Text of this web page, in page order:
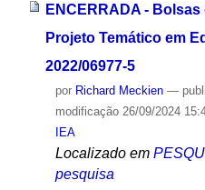
ENCERRADA -
Projeto Temático em
2022/06977-5
por Richard Meckien —
modificação26/09/2024
IEA
Localizado em
pesquisa